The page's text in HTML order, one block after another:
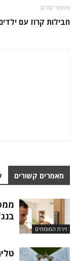
מאמר קודם
חבילות קרוז עם
מאמרים קשורים
זירת המומחים